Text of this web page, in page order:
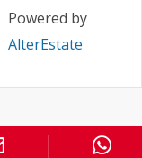
Powered by
AlterEstate